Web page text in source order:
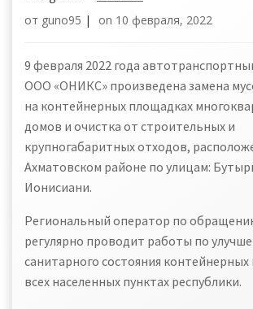
от guno95 | on 10 февраля, 2022
9 февраля 2022 года
ООО «ОНИКС» произведена замена
на контейнерных площадках
домов и очистка от строительных и
крупногабаритных отходов,
Ахматовском районе по улицам:
Ионисиани.
Региональный оператор по
регулярно проводит работы по
санитарного состояния
всех населенных пунктах республики.